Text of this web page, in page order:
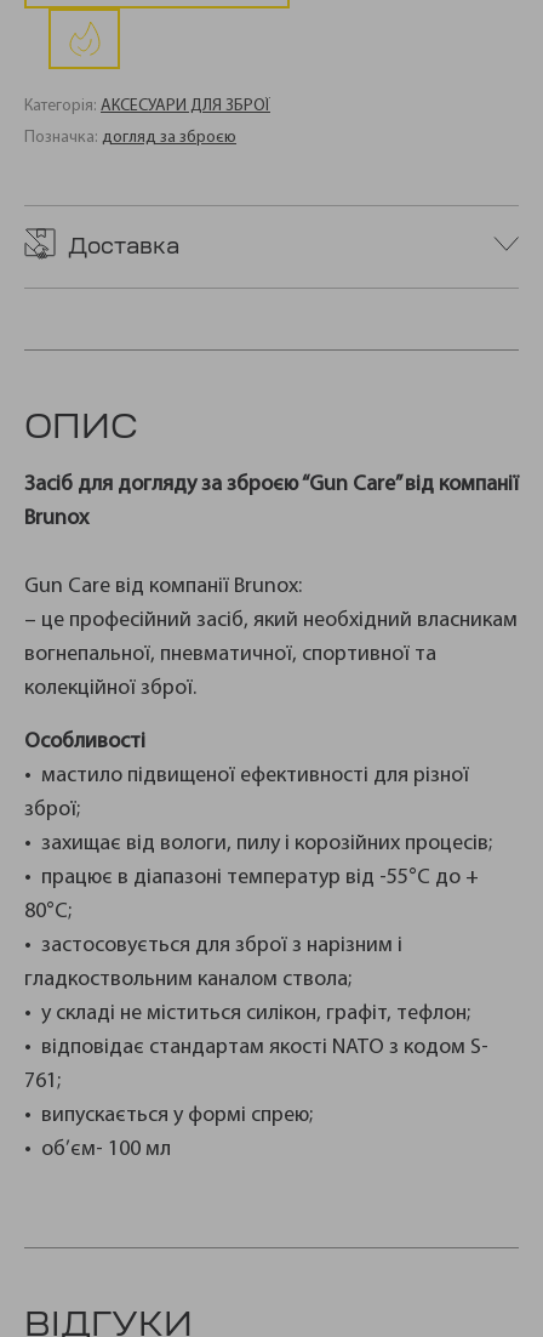
компанії
Brunox
кількість
Категорія: АКСЕСУАРИ ДЛЯ ЗБРОЇ
Позначка: догляд за зброєю
Доставка
ОПИС
Засіб для догляду за зброєю “Gun Care” від компанії
Brunox
Gun Care від компанії Brunox:
– це професійний засіб, який необхідний власникам
вогнепальної, пневматичної, спортивної та
колекційної зброї.
Особливості
• мастило підвищеної ефективності для різної
зброї;
• захищає від вологи, пилу і корозійних процесів;
• працює в діапазоні температур від -55°C до +
80°C;
• застосовується для зброї з нарізним і
гладкоствольним каналом ствола;
• у складі не міститься силікон, графіт, тефлон;
• відповідає стандартам якості NATO з кодом S-
761;
• випускається у формі спрею;
• об’єм- 100 мл
ВІДГУКИ